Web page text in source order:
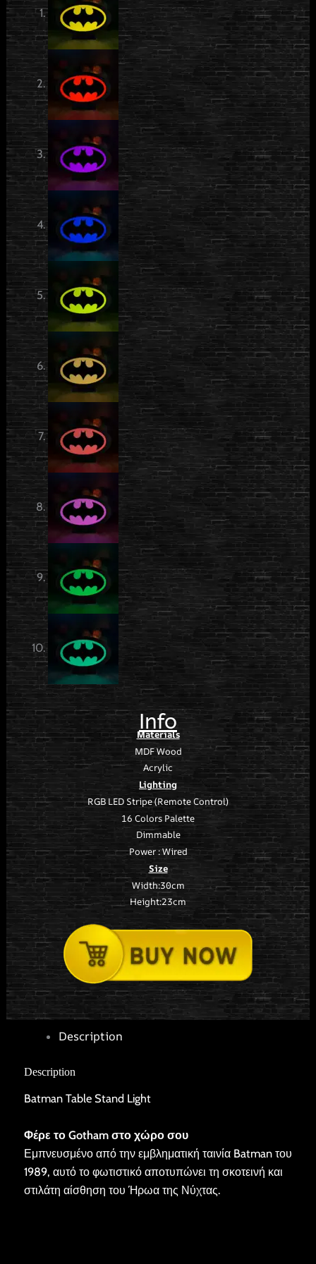
Info
Materials
MDF Wood
Acrylic
Lighting
RGB LED Stripe (Remote Control)
16 Colors Palette
Dimmable
Power : Wired
Size
Width:30cm
Height:23cm
Description
Description
Batman Table Stand Light
Φέρε το Gotham στο χώρο σου
Εμπνευσμένο από την εμβληματική ταινία Batman του
1989, αυτό το φωτιστικό αποτυπώνει τη σκοτεινή και
στιλάτη αίσθηση του Ήρωα της Νύχτας.